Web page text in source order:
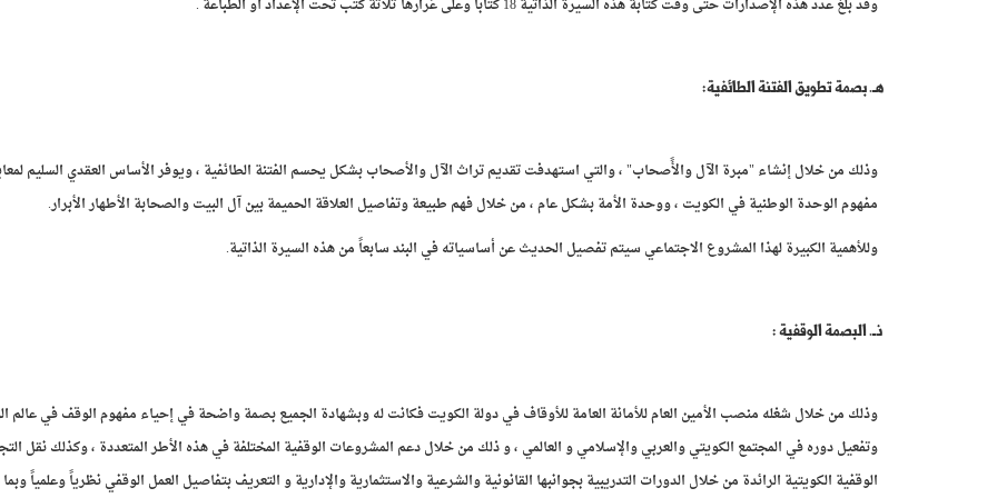
وقد بلغ عدد هذه الإصدارات حتى وقت كتابة هذه السيرة الذاتية 18 كتاباً وعلى غرارها ثلاثة كتب تحت الإعداد أو الطباعة .
هـ. بصمة تطويق الفتنة الطائفية:
وذلك من خلال إنشاء "مبرة الآل والأًصحاب" ، والتي استهدفت تقديم تراث الآل والأصحاب بشكل يحسم الفتنة الطائفية ، ويوفر الأساس العقدي السليم
مفهوم الوحدة الوطنية في الكويت ، ووحدة الأمة بشكل عام ، من خلال فهم طبيعة وتفاصيل العلاقة الحميمة بين آل البيت والصحابة الأطهار الأبرار.
وللأهمية الكبيرة لهذا المشروع الاجتماعي سيتم تفصيل الحديث عن أساسياته في البند سابعاً من هذه السيرة الذاتية.
ذـ. البصمة الوقفية :
وذلك من خلال شغله منصب الأمين العام للأمانة العامة للأوقاف في دولة الكويت فكانت له وبشهادة الجميع بصمة واضحة في إحياء مفهوم الوقف في عالم
وتفعيل دوره في المجتمع الكويتي والعربي والإسلامي و العالمي ، و ذلك من خلال دعم المشروعات الوقفية المختلفة في هذه الأطر المتعددة ، وكذلك نقل
الوقفية الكويتية الرائدة من خلال الدورات التدريبية بجوانبها القانونية والشرعية والاستثمارية والإدارية و التعريف بتفاصيل العمل الوقفي نظرياً وعلمياً